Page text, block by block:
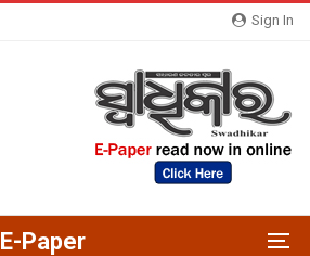
Sign In
E-Paper